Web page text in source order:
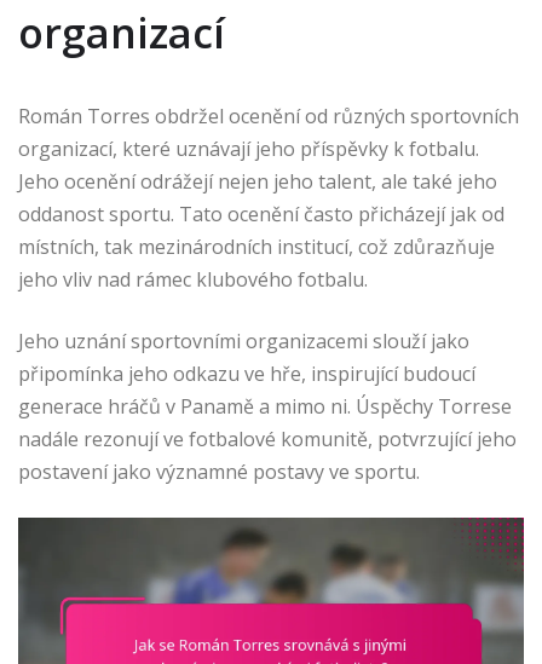
organizací
Román Torres obdržel ocenění od různých sportovních
organizací, které uznávají jeho příspěvky k fotbalu.
Jeho ocenění odrážejí nejen jeho talent, ale také jeho
oddanost sportu. Tato ocenění často přicházejí jak od
místních, tak mezinárodních institucí, což zdůrazňuje
jeho vliv nad rámec klubového fotbalu.
Jeho uznání sportovními organizacemi slouží jako
připomínka jeho odkazu ve hře, inspirující budoucí
generace hráčů v Panamě a mimo ni. Úspěchy Torrese
nadále rezonují ve fotbalové komunitě, potvrzující jeho
postavení jako významné postavy ve sportu.